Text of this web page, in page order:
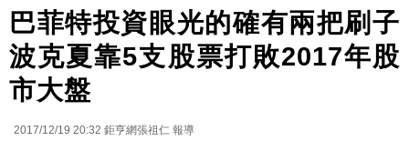
巴菲特投資眼光的確有兩把刷子
波克夏靠5支股票打敗2017年股
市大盤
2017/12/19 20:32 鉅亨網張祖仁 報導